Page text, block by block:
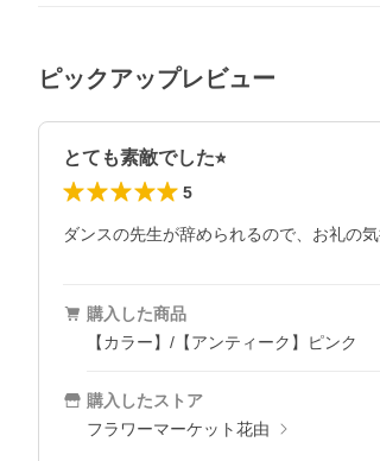
ピックアップレビュー
とても素敵でした⭐︎
5
ダンスの先生が辞められるので、お礼の
購入した商品
【カラー】/【アンティーク】ピンク
購入したストア
フラワーマーケット花由